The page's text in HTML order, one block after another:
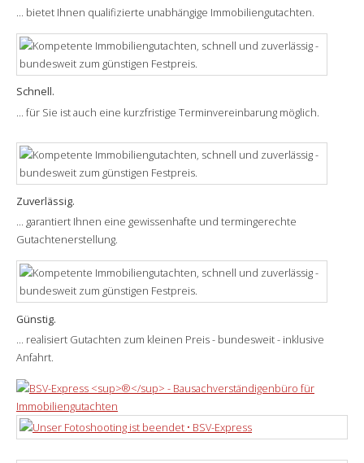
... bietet Ihnen qualifizierte unabhängige Immobiliengutachten.
Schnell.
... für Sie ist auch eine kurzfristige Terminvereinbarung möglich.
Zuverlässig.
... garantiert Ihnen eine gewissenhafte und termingerechte
Gutachtenerstellung.
Günstig.
... realisiert Gutachten zum kleinen Preis - bundesweit - inklusive
Anfahrt.